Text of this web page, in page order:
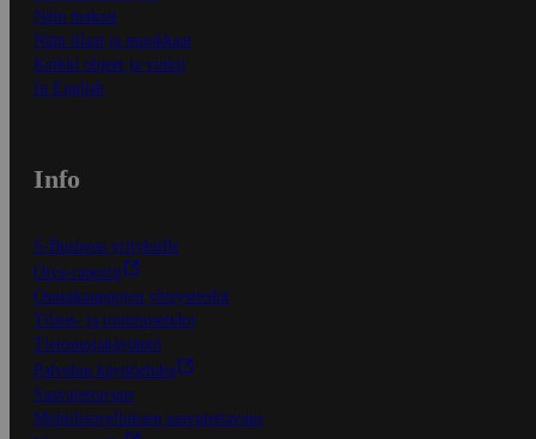
Näin maksat
Näin tilaat ja muokkaat
Kaikki ohjeet ja vinkit
In English
Info
S-Business yrityksille
Oiva-raportit
Osuuskauppojen yhteystiedot
Tilaus- ja toimitusehdot
Tietosuojakäytäntö
Palvelun käyttöehdot
Saavutettavuus
Mobiilisovelluksen saavutettavuus